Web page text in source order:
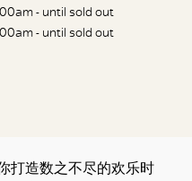
- until sold out
- until sold out
打造数之不尽的欢乐时